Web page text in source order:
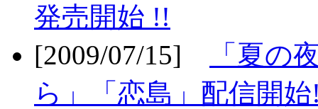
発売開始 !!
[2009/07/15]
「夏の
ら」「恋島」配信開